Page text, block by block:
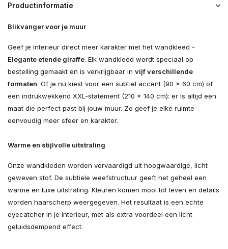
Productinformatie
Blikvanger voor je muur
Geef je interieur direct meer karakter met het wandkleed -
Elegante etende giraffe. Elk wandkleed wordt speciaal op
bestelling gemaakt en is verkrijgbaar in vijf verschillende
formaten. Of je nu kiest voor een subtiel accent (90 × 60 cm) of
een indrukwekkend XXL-statement (210 × 140 cm): er is altijd een
maat die perfect past bij jouw muur. Zo geef je elke ruimte
eenvoudig meer sfeer en karakter.
Warme en stijlvolle uitstraling
Onze wandkleden worden vervaardigd uit hoogwaardige, licht
geweven stof. De subtiele weefstructuur geeft het geheel een
warme en luxe uitstraling. Kleuren komen mooi tot leven en details
worden haarscherp weergegeven. Het resultaat is een echte
eyecatcher in je interieur, met als extra voordeel een licht
geluidsdempend effect.